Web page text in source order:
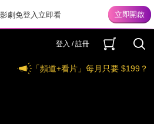
劇免登入立即看
登入 / 註冊
「頻道+看片」每月只要 $199？